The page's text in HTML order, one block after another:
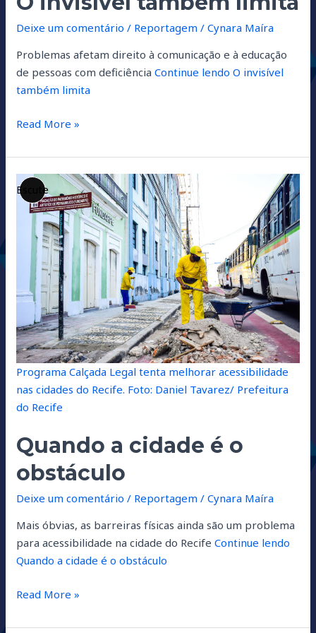
Deixe um comentário / Reportagem /Cynara Maíra
Problemas afetam direito à comunicação e à educação
de pessoas com deficiênciaContinue lendo O invisível
também limita
Read More »
Descrição
longa
Programa Calçada Legal tenta melhorar acessibilidade
nas cidades do Recife. Foto: Daniel Tavarez/ Prefeitura
do Recife
Quando a cidade é o
obstáculo
Deixe um comentário / Reportagem /Cynara Maíra
Mais óbvias, as barreiras físicas ainda são um problema
para acessibilidade na cidade do RecifeContinue lendo
Quando a cidade é o obstáculo
Quando
a
cidade
obstáculo
Read More »